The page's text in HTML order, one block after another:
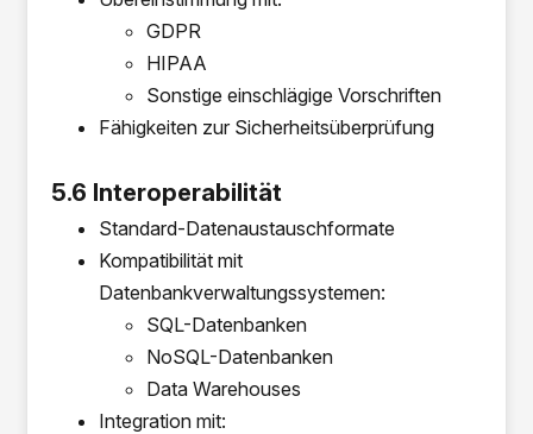
GDPR
HIPAA
Sonstige einschlägige Vorschriften
Fähigkeiten zur Sicherheitsüberprüfung
5.6 Interoperabilität
Standard-Datenaustauschformate
Kompatibilität mit
Datenbankverwaltungssystemen:
SQL-Datenbanken
NoSQL-Datenbanken
Data Warehouses
Integration mit: